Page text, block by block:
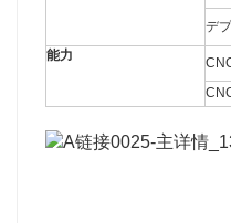
デ
能力